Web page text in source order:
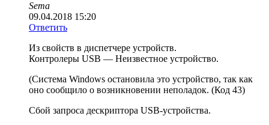
Sema
09.04.2018 15:20
Ответить
Из свойств в диспетчере устройств.
Контролеры USB — Неизвестное устройство.
(Система Windows остановила это устройство, так как
оно сообщило о возникновении неполадок. (Код 43)
Сбой запроса дескриптора USB-устройства.